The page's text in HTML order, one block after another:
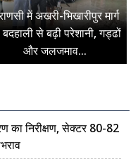
में अखरी-भिखारीपुर मार्ग
से बढ़ी परेशानी, गड्ढों
और जलजमाव...
का निरीक्षण, सेक्टर 80-82